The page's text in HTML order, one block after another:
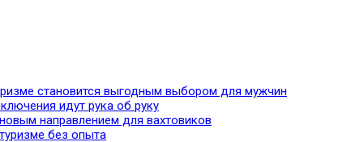
становится выгодным выбором для мужчин
идут рука об руку
направлением для вахтовиков
без опыта